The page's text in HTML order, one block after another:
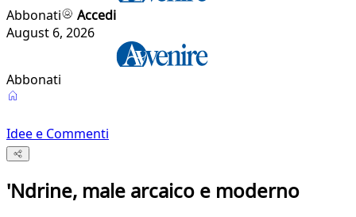
Abbonati
Accedi
August 6, 2026
Abbonati
Idee e Commenti
'Ndrine, male arcaico e moderno